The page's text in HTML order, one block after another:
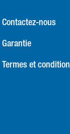
Contactez-nous
Garantie
Termes et